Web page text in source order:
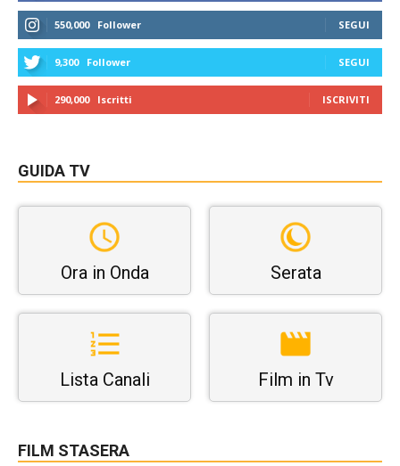
550,000 Follower SEGUI
9,300 Follower SEGUI
290,000 Iscritti ISCRIVITI
GUIDA TV
Ora in Onda Serata
Lista Canali Film in Tv
FILM STASERA